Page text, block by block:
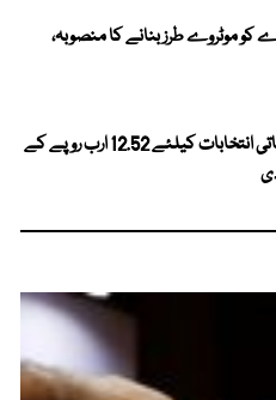
کو موٹروے طرز بنانے کا منصوبہ،
پنجاب حکومت نے بلدیاتی انتخابات کیلئے 12.52 ارب روپے کے